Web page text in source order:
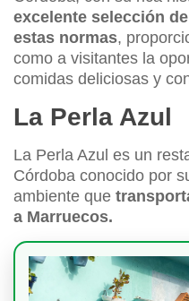
excelente selección
estas normas,
como a visitantes la
comidas deliciosas y
La Perla Azul
La Perla Azul es un
Córdoba conocido por
ambiente que
a Marruecos.